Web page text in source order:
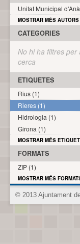
Unitat Municipal
MOSTRAR MÉS AUTORS
CATEGORIES
No hi ha filtres per
cerca
ETIQUETES
Rius (1)
Rieres (1)
Hidrologia (1)
Girona (1)
MOSTRAR MÉS
FORMATS
ZIP (1)
MOSTRAR MÉS
© 2013 Ajuntament